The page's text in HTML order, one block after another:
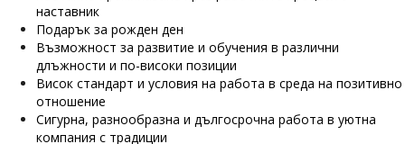
наставник
Подарък за рожден ден
Възможност за развитие и обучения в различни
длъжности и по-високи позиции
Висок стандарт и условия на работа в среда на позитивно
отношение
Сигурна, разнообразна и дългосрочна работа в уютна
компания с традиции